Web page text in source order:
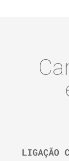
LIGAÇÃO